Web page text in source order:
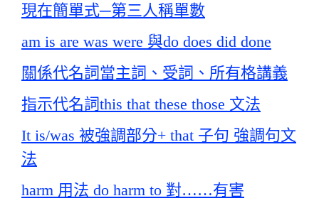
現在簡單式─第三人稱單數
am is are was were 與do does did done
關係代名詞當主詞、受詞、所有格講義
指示代名詞this that these those 文法
It is/was 被強調部分+ that 子句 強調句文
法
harm 用法 do harm to 對……有害